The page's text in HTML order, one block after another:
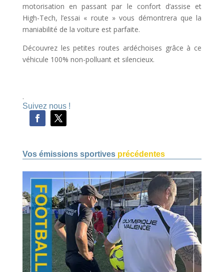
motorisation en passant par le confort d’assise et
High-Tech, l’essai « route » vous démontrera que la
maniabilité de la voiture est parfaite.
Découvrez les petites routes ardéchoises grâce à ce
véhicule 100% non-polluant et silencieux.
.
Suivez nous !
Vos émissions sportivesprécédentes